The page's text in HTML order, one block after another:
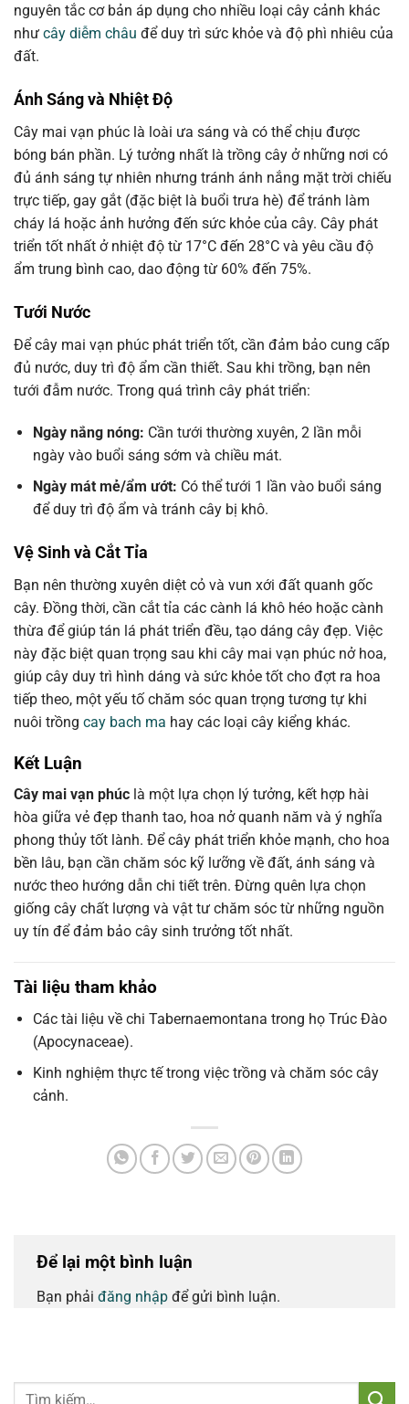
nguyên tắc cơ bản áp dụng cho nhiều loại cây cảnh khác
như cây diễm châu để duy trì sức khỏe và độ phì nhiêu của
đất.
Ánh Sáng và Nhiệt Độ
Cây mai vạn phúc là loài ưa sáng và có thể chịu được
bóng bán phần. Lý tưởng nhất là trồng cây ở những nơi có
đủ ánh sáng tự nhiên nhưng tránh ánh nắng mặt trời chiếu
trực tiếp, gay gắt (đặc biệt là buổi trưa hè) để tránh làm
cháy lá hoặc ảnh hưởng đến sức khỏe của cây. Cây phát
triển tốt nhất ở nhiệt độ từ 17°C đến 28°C và yêu cầu độ
ẩm trung bình cao, dao động từ 60% đến 75%.
Tưới Nước
Để cây mai vạn phúc phát triển tốt, cần đảm bảo cung cấp
đủ nước, duy trì độ ẩm cần thiết. Sau khi trồng, bạn nên
tưới đẫm nước. Trong quá trình cây phát triển:
Ngày nắng nóng: Cần tưới thường xuyên, 2 lần mỗi
ngày vào buổi sáng sớm và chiều mát.
Ngày mát mẻ/ẩm ướt: Có thể tưới 1 lần vào buổi sáng
để duy trì độ ẩm và tránh cây bị khô.
Vệ Sinh và Cắt Tỉa
Bạn nên thường xuyên diệt cỏ và vun xới đất quanh gốc
cây. Đồng thời, cần cắt tỉa các cành lá khô héo hoặc cành
thừa để giúp tán lá phát triển đều, tạo dáng cây đẹp. Việc
này đặc biệt quan trọng sau khi cây mai vạn phúc nở hoa,
giúp cây duy trì hình dáng và sức khỏe tốt cho đợt ra hoa
tiếp theo, một yếu tố chăm sóc quan trọng tương tự khi
nuôi trồng cay bach ma hay các loại cây kiểng khác.
Kết Luận
Cây mai vạn phúc là một lựa chọn lý tưởng, kết hợp hài
hòa giữa vẻ đẹp thanh tao, hoa nở quanh năm và ý nghĩa
phong thủy tốt lành. Để cây phát triển khỏe mạnh, cho hoa
bền lâu, bạn cần chăm sóc kỹ lưỡng về đất, ánh sáng và
nước theo hướng dẫn chi tiết trên. Đừng quên lựa chọn
giống cây chất lượng và vật tư chăm sóc từ những nguồn
uy tín để đảm bảo cây sinh trưởng tốt nhất.
Tài liệu tham khảo
Các tài liệu về chi Tabernaemontana trong họ Trúc Đào
(Apocynaceae).
Kinh nghiệm thực tế trong việc trồng và chăm sóc cây
cảnh.
Để lại một bình luận
Bạn phải đăng nhập để gửi bình luận.